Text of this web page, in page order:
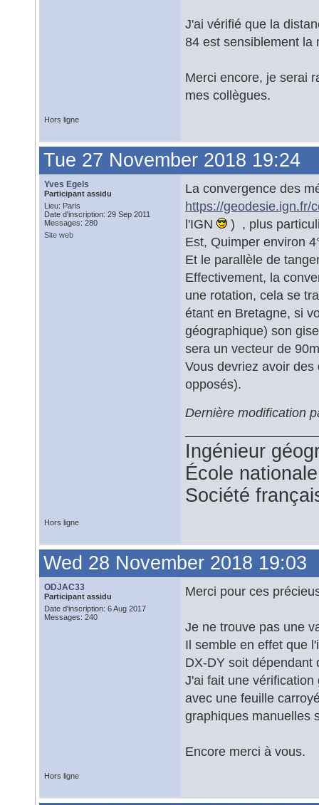
J'ai vérifié que la
84 est sensiblement la
Merci encore, je serai
mes collègues.
Hors ligne
Tue 27 November 2018 19:24
Yves Egels
Participant assidu
Lieu: Paris
Date d'inscription: 29 Sep 2011
Messages: 280
Site web
La convergence des
https://
l'IGN
) , plus
Est, Quimper environ
Et le parallèle de
Effectivement, la
une rotation, cela se
étant en Bretagne, si
géographique) son
sera un vecteur de
Vous devriez avoir
opposés).
Dernière modification
Ingénieur
École
Société
Hors ligne
Wed 28 November 2018 19:03
ODJAC33
Participant assidu
Date d'inscription: 6 Aug 2017
Messages: 240
Merci pour ces
Je ne trouve pas une
Il semble en effet que
DX-DY soit dépendant
J'ai fait une
avec une feuille
graphiques manuelles
Encore merci à vous.
Hors ligne